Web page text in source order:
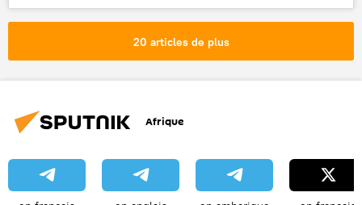
plage
boisson
20 articles de plus
Afrique